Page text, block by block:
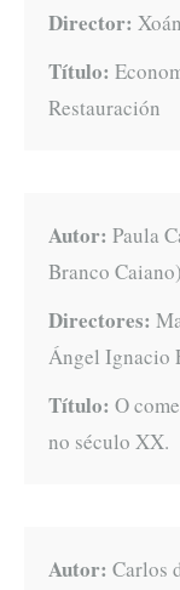
Director:
Título:
Restauración
Autor: Paula
Branco Caiano)
Directores:
Ángel Ignacio
Título: O
no século XX.
Autor: Carlos